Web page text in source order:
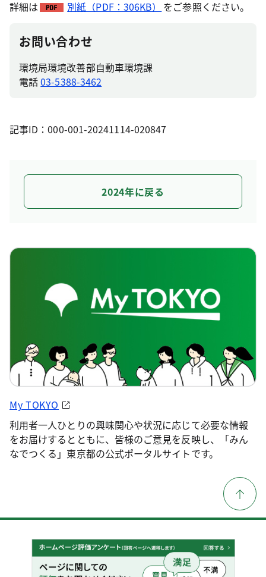
詳細は 別紙（PDF：306KB） をご参照ください。
お問い合わせ
環境局環境改善部自動車環境課
電話03-5388-3462
記事ID：000-001-20241114-020847
2024年に戻る
My TOKYO
利用者一人ひとりの興味関心や状況に応じて必要な情報
をお届けするとともに、皆様のご意見を反映し、「みん
なでつくる」東京都の公式ポータルサイトです。